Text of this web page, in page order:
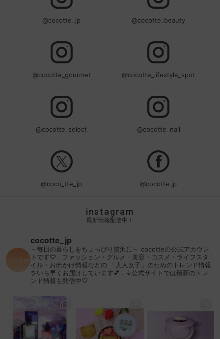
@cocotte_jp @cocotte_beauty
@cocotte_gourmet @cocotte_lifestyle_spot
@cocotte_select @cocotte_nail
@coco_tte_jp @cocotte.jp
instagram
最新情報配信中！
cocotte_jp
～毎日の暮らしをちょっぴり贅沢に～ cocotteの公式アカウン
トです♡
ファッション・グルメ・美容・コスメ・ライフスタ
イル・お出かけ情報などの 「大人女子」のためのトレンド情報
をいち早くお届けしています💕
↓公式サイトでは最新のトレ
ンド情報も発信中♡